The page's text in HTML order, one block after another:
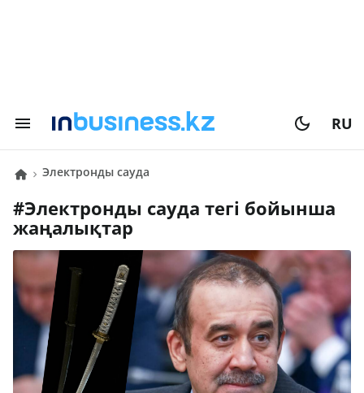
RU
электронды сауда
# электронды сауда тегі бойынша
жаңалықтар